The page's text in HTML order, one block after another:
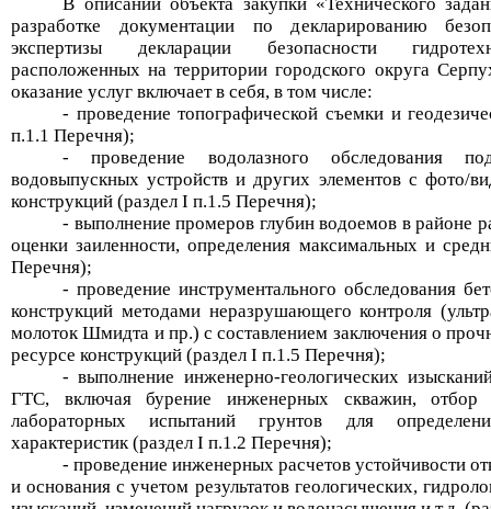
разработке документации по декларированию
экспертизы декларации безопасности
расположенных на территории городского округа
оказание услуг включает в себя, в том числе:
- проведение топографической съемки и
п.1.1 Перечня);
- проведение водолазного обследования
водовыпускных устройств и других элементов с фото/
конструкций (раздел I п.1.5 Перечня);
- выполнение промеров глубин водоемов в районе
оценкизаиленности, определения максимальных и
Перечня);
- проведение инструментального обследования
конструкций методами неразрушающего контроля
молоток Шмидта и пр.) с составлением заключения о
ресурсе конструкций (раздел I п.1.5 Перечня);
- выполнение инженерно-геологических
ГТС, включая бурение инженерных скважин, отбор
лабораторных испытаний грунтов для
характеристик (раздел I п.1.2 Перечня);
- проведение инженерных расчетов устойчивости
и основания с учетом результатов геологических,